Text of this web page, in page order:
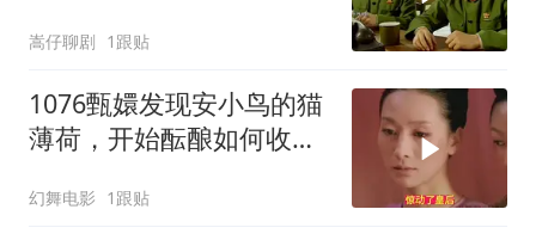
嵩仔聊剧 1跟贴
1076甄嬛发现安小鸟的猫
薄荷，开始酝酿如何收拾
幻舞电影 1跟贴